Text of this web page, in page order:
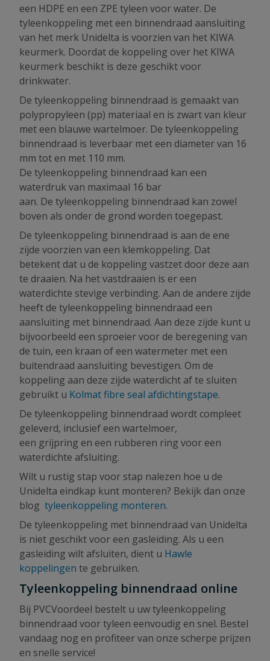
een HDPE en een ZPE tyleen voor water. De
tyleenkoppeling met een binnendraad aansluiting
van het merk Unidelta is voorzien van het KIWA
keurmerk. Doordat de koppeling over het KIWA
keurmerk beschikt is deze geschikt voor
drinkwater.
De tyleenkoppeling binnendraad is gemaakt van
polypropyleen (pp) materiaal en is zwart van kleur
met een blauwe wartelmoer. De tyleenkoppeling
binnendraad is leverbaar met een diameter van 16
mm tot en met 110 mm.
De tyleenkoppeling binnendraad kan een
waterdruk van maximaal 16 bar
aan. De tyleenkoppeling binnendraad kan zowel
boven als onder de grond worden toegepast.
De tyleenkoppeling binnendraad is aan de ene
zijde voorzien van een klemkoppeling. Dat
betekent dat u de koppeling vastzet door deze aan
te draaien. Na het vastdraaien is er een
waterdichte stevige verbinding. Aan de andere zijde
heeft de tyleenkoppeling binnendraad een
aansluiting met binnendraad. Aan deze zijde kunt u
bijvoorbeeld een sproeier voor de beregening van
de tuin, een kraan of een watermeter met een
buitendraad aansluiting bevestigen. Om de
koppeling aan deze zijde waterdicht af te sluiten
gebruikt u Kolmat fibre seal afdichtingstape.
De tyleenkoppeling binnendraad wordt compleet
geleverd, inclusief een wartelmoer,
een grijpring en een rubberen ring voor een
waterdichte afsluiting.
Wilt u rustig stap voor stap nalezen hoe u de
Unidelta eindkap kunt monteren? Bekijk dan onze
blog tyleenkoppeling monteren.
De tyleenkoppeling met binnendraad van Unidelta
is niet geschikt voor een gasleiding. Als u een
gasleiding wilt afsluiten, dient u Hawle
koppelingen te gebruiken.
Tyleenkoppeling binnendraad online
Bij PVCVoordeel bestelt u uw tyleenkoppeling
binnendraad voor tyleen eenvoudig en snel. Bestel
vandaag nog en profiteer van onze scherpe prijzen
en snelle service!